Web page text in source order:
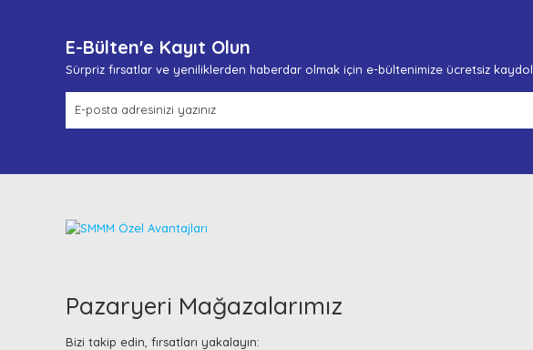
E-Bülten'e Kayıt Olun
Sürpriz fırsatlar ve yeniliklerden haberdar olmak için e-bültenimize ücretsiz
Pazaryeri Mağazalarımız
Bizi takip edin, fırsatları yakalayın: